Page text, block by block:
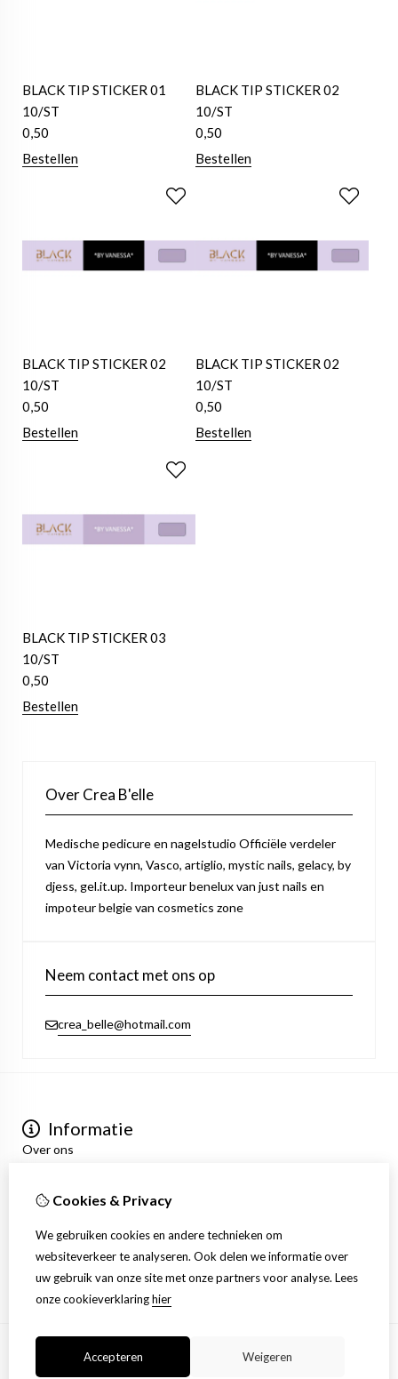
BLACK TIP STICKER 01
10/ST
0,50
Bestellen
BLACK TIP STICKER 02
10/ST
0,50
Bestellen
BLACK TIP STICKER 02
10/ST
0,50
Bestellen
BLACK TIP STICKER 02
10/ST
0,50
Bestellen
BLACK TIP STICKER 03
10/ST
0,50
Bestellen
Over Crea B'elle
Medische pedicure en nagelstudio Officiële verdeler
van Victoria vynn, Vasco, artiglio, mystic nails, gelacy, by
djess, gel.it.up. Importeur benelux van just nails en
impoteur belgie van cosmetics zone
Neem contact met ons op
crea_belle@hotmail.com
Informatie
Over ons
Algemene voorwaarden
Mijn account
Inloggen
Bestelhistorie
Verlanglijst
Nieuwsbrief
Cookies & Privacy
We gebruiken cookies en andere technieken om
websiteverkeer te analyseren. Ook delen we informatie over
uw gebruik van onze site met onze partners voor analyse. Lees
onze cookieverklaringhier
Accepteren Weigeren